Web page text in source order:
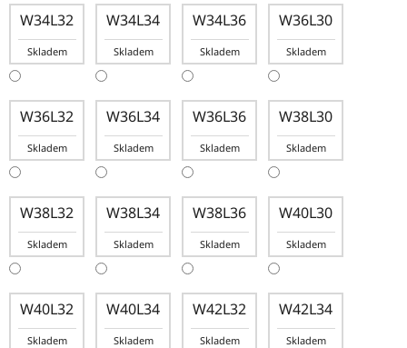
W34L32
Skladem
W34L34
Skladem
W34L36
Skladem
W36L30
Skladem
W36L32
Skladem
W36L34
Skladem
W36L36
Skladem
W38L30
Skladem
W38L32
Skladem
W38L34
Skladem
W38L36
Skladem
W40L30
Skladem
W40L32
Skladem
W40L34
Skladem
W42L32
Skladem
W42L34
Skladem